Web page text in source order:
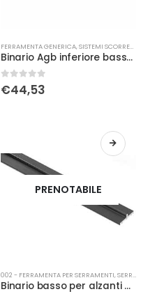
FERRAMENTA GENERICA,SISTEMI SCORREVOLI
Binario Agb inferiore basso mt 6 arg. G007380301
0Su 5
€44,53
PRENOTABILE
002 - FERRAMENTA PER SERRAMENTI,SERRATURE
Binario basso per alzanti 4mt